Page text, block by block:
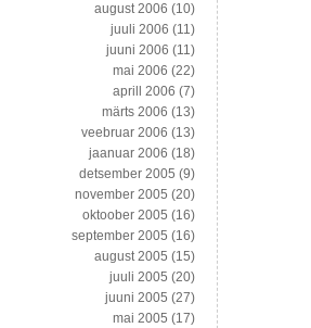
august 2006 (10)
juuli 2006 (11)
juuni 2006 (11)
mai 2006 (22)
aprill 2006 (7)
märts 2006 (13)
veebruar 2006 (13)
jaanuar 2006 (18)
detsember 2005 (9)
november 2005 (20)
oktoober 2005 (16)
september 2005 (16)
august 2005 (15)
juuli 2005 (20)
juuni 2005 (27)
mai 2005 (17)